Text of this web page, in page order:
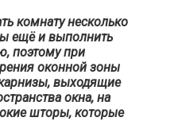
комнату несколько
ещё и выполнить
поэтому при
оконной зоны
выходящие
окна, на
шторы, которые